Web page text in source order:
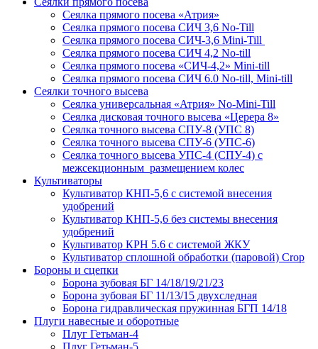
Сеялка прямого посева «Атрия»
Сеялка прямого посева СИЧ 3,6 No-Till
Сеялка прямого посева СИЧ-3,6 Mini-Till
Сеялка прямого посева СИЧ 4,2 No-till
Сеялка прямого посева «СИЧ-4,2» Mini-till
Сеялка прямого посева СИЧ 6.0 No-till, Mini-till
Сеялки точного высева
Сеялка универсальная «Атрия» No-Mini-Till
Сеялка дисковая точного высева «Церера 8»
Сеялка точного высева СПУ-8 (УПС 8)
Сеялка точного высева СПУ-6 (УПС-6)
Сеялка точного высева УПС-4 (СПУ-4) с
межсекционным размещением колес
Культиваторы
Культиватор КНП-5,6 с системой внесения
удобрений
Культиватор КНП-5,6 без системы внесения
удобрений
Культиватор КРН 5.6 с системой ЖКУ
Культиватор сплошной обработки (паровой) Crop
Бороны и сцепки
Борона зубовая БГ 14/18/19/21/23
Борона зубовая БГ 11/13/15 двухследная
Борона гидравлическая пружинная БГП 14/18
Плуги навесные и оборотные
Плуг Гетьман-4
Плуг Гетьман-5